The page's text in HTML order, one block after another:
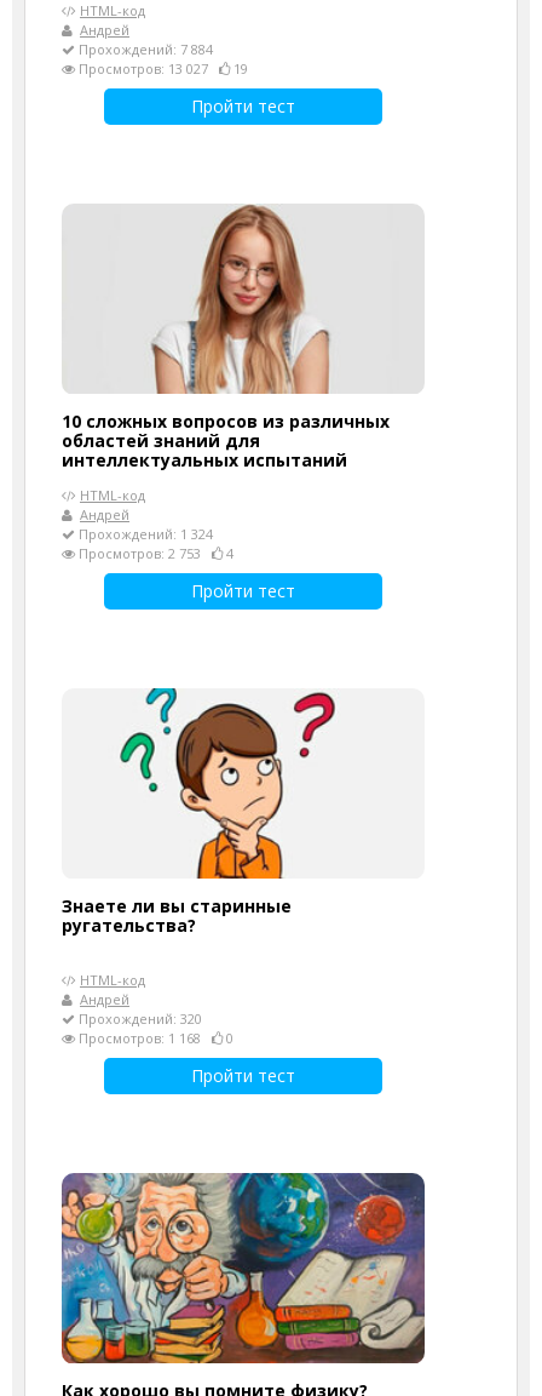
HTML-код
Андрей
Прохождений: 7 884
Просмотров: 13 027
19
Пройти тест
10 сложных вопросов из различных
областей знаний для
интеллектуальных испытаний
HTML-код
Андрей
Прохождений: 1 324
Просмотров: 2 753
4
Пройти тест
Знаете ли вы старинные
ругательства?
HTML-код
Андрей
Прохождений: 320
Просмотров: 1 168
0
Пройти тест
Как хорошо вы помните физику?